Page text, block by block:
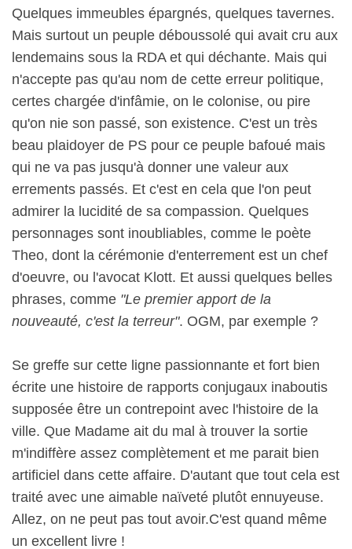
Quelques immeubles épargnés, quelques tavernes.
Mais surtout un peuple déboussolé qui avait cru aux
lendemains sous la RDA et qui déchante. Mais qui
n'accepte pas qu'au nom de cette erreur politique,
certes chargée d'infâmie, on le colonise, ou pire
qu'on nie son passé, son existence. C'est un très
beau plaidoyer de PS pour ce peuple bafoué mais
qui ne va pas jusqu'à donner une valeur aux
errements passés. Et c'est en cela que l'on peut
admirer la lucidité de sa compassion. Quelques
personnages sont inoubliables, comme le poète
Theo, dont la cérémonie d'enterrement est un chef
d'oeuvre, ou l'avocat Klott. Et aussi quelques belles
phrases, comme "Le premier apport de la
nouveauté, c'est la terreur". OGM, par exemple ?
Se greffe sur cette ligne passionnante et fort bien
écrite une histoire de rapports conjugaux inaboutis
supposée être un contrepoint avec l'histoire de la
ville. Que Madame ait du mal à trouver la sortie
m'indiffère assez complètement et me parait bien
artificiel dans cette affaire. D'autant que tout cela est
traité avec une aimable naïveté plutôt ennuyeuse.
Allez, on ne peut pas tout avoir.C'est quand même
un excellent livre !